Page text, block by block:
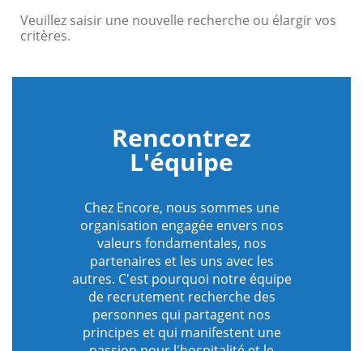
Veuillez saisir une nouvelle recherche ou élargir vos
critères.
Rencontrez
L'équipe
Chez Encore, nous sommes une
organisation engagée envers nos
valeurs fondamentales, nos
partenaires et les uns avec les
autres. C'est pourquoi notre équipe
de recrutement recherche des
personnes qui partagent nos
principes et qui manifestent une